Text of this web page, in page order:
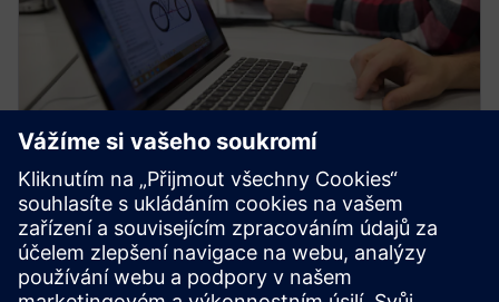
E-KNIHA
Studijní materiály o navrhování
v NX
Studijní materiály o navrhování v NX